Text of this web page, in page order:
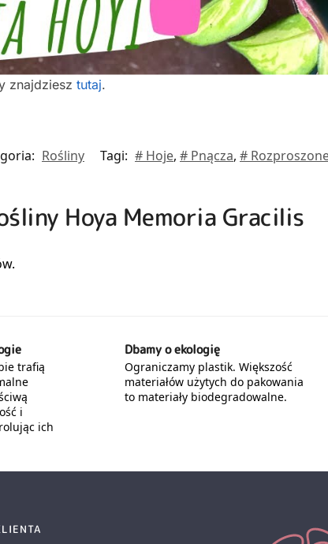
znajdziesz tutaj.
Rośliny Tagi: # Hoje, # Pnącza, #
Hoya Memoria Gracilis
trafią
i
ich
Dbamy o ekologię
Ograniczamy plastik. Większość
materiałów użytych do pakowania
to materiały biodegradowalne.